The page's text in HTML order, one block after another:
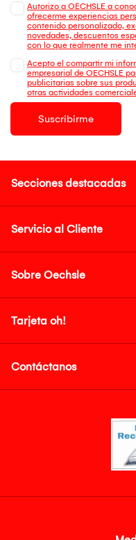
Autorizo a OECHSLE a
ofrecerme experiencias
contenido personalizado,
novedades, descuentos
con lo que realmente me
Acepto el compartir mi
empresarial de OECHSLE
publicitarias sobre sus
otras actividades
Suscribirme
Secciones destacadas
Servicio al Cliente
Sobre Oechsle
Tarjeta oh!
Contáctanos